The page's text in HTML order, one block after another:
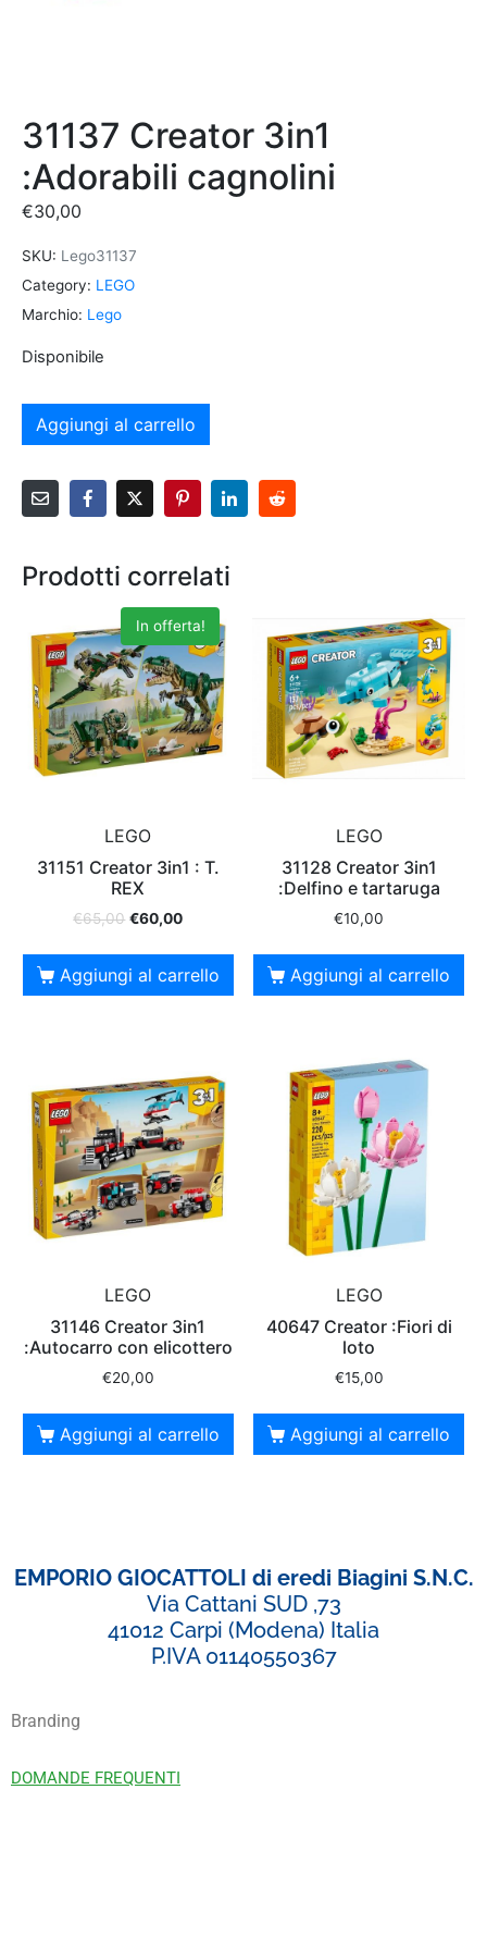
31137 Creator 3in1
:Adorabili cagnolini
€30,00
SKU: Lego31137
Category: LEGO
Marchio: Lego
Disponibile
Aggiungi al carrello
Prodotti correlati
In offerta!
LEGO
31151 Creator 3in1 : T.
REX
€65,00 €60,00
Aggiungi al carrello
LEGO
31128 Creator 3in1
:Delfino e tartaruga
€10,00
Aggiungi al carrello
LEGO
31146 Creator 3in1
:Autocarro con elicottero
€20,00
Aggiungi al carrello
LEGO
40647 Creator :Fiori di
loto
€15,00
Aggiungi al carrello
EMPORIO GIOCATTOLI di eredi Biagini S.N.C.
Via Cattani SUD ,73
41012 Carpi (Modena) Italia
P.IVA 01140550367
Branding
DOMANDE FREQUENTI